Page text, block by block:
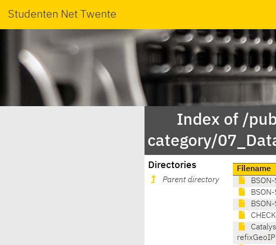
Studenten Net Twente
Index of /
category/
Directories
Parent directory
Filename